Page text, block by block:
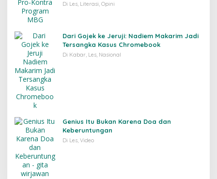
Di Les, Literasi, Opini
Dari Gojek ke Jeruji: Nadiem Makarim Jadi
Tersangka Kasus Chromebook
Di Kabar, Les, Nasional
Genius Itu Bukan Karena Doa dan
Keberuntungan
Di Les, Video